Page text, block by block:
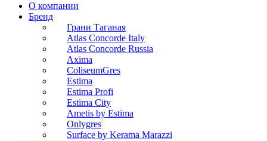
О компании
Бренд
Грани Таганая
Atlas Concorde Italy
Atlas Concorde Russia
Axima
ColiseumGres
Estima
Estima Profi
Estima City
Ametis by Estima
Onlygres
Surface by Kerama Marazzi